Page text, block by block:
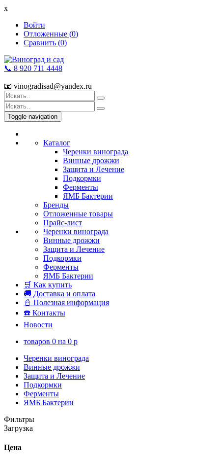
x
Войти
Отложенные (0)
Сравнить (0)
📞 8 920 711 4448
📧 vinogradisad@yandex.ru
Toggle navigation
Каталог
Черенки винограда
Винные дрожжи
Защита и Лечение
Подкормки
Ферменты
ЯМБ Бактерии
Бренды
Отложенные товары
Прайс-лист
Черенки винограда
Винные дрожжи
Защита и Лечение
Подкормки
Ферменты
ЯМБ Бактерии
🛒 Как купить
🚚 Доставка и оплата
📓 Полезная информация
☎️ Контакты
Новости
товаров 0 на 0 p
Черенки винограда
Винные дрожжи
Защита и Лечение
Подкормки
Ферменты
ЯМБ Бактерии
Фильтры
Загрузка
Цена